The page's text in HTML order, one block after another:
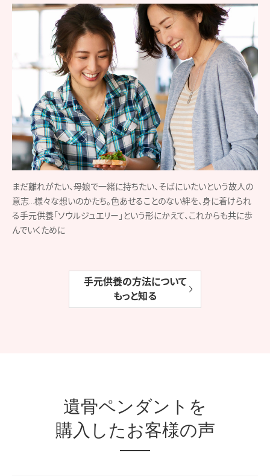
まだ離れがたい、母娘で一緒に持ちたい、そばにいたいという故人の
意志…様々な想いのかたち。色あせることのない絆を、身に着けられ
る手元供養「ソウルジュエリー」という形にかえて、これからも共に歩
んでいくために
手元供養の方法について
もっと知る
遺骨ペンダントを
購入したお客様の声